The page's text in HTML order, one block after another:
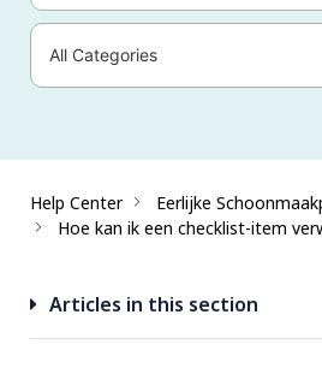
Help Center
Eerlijke
Hoe kan ik een checklist-item
Articles in this section